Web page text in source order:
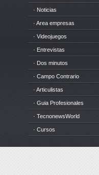
· Noticias
· Area empresas
· Videojuegos
· Entrevistas
· Dos minutos
· Campo Contrario
· Articulistas
· Guia Profesionales
· TecnonewsWorld
· Cursos